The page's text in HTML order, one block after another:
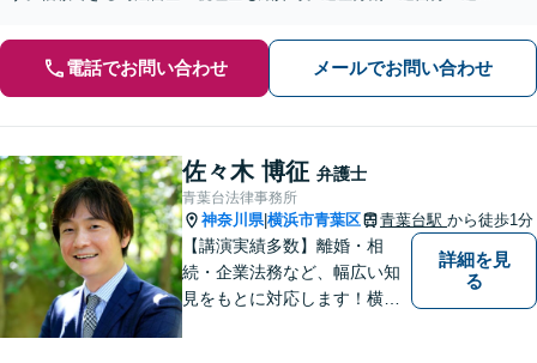
電話でお問い合わせ メールでお問い合わせ
佐々木 博征 弁護士
青葉台法律事務所
神奈川県|横浜市青葉区 青葉台駅 から徒歩1分
【講演実績多数】離婚・相
続・企業法務など、幅広い知
見をもとに対応します！横
詳細を見
る